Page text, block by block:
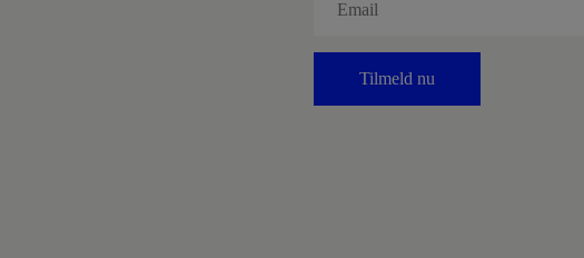
Tilmeld nu